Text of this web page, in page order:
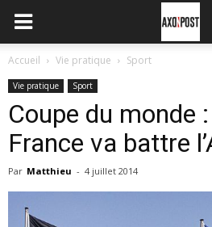
Accueil Vie pratique Sport
Vie pratique Sport
Coupe du monde
France va battre
Par Matthieu - 4 juillet 2014